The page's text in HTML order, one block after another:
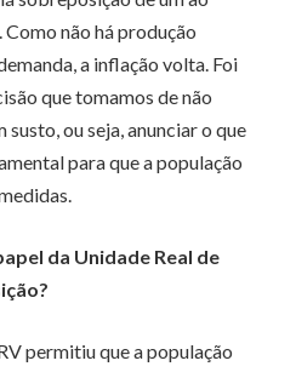
não há produção
a inflação volta. Foi
que tomamos de não
ou seja, anunciar o que
para que a população
da Unidade Real de
permitiu que a população